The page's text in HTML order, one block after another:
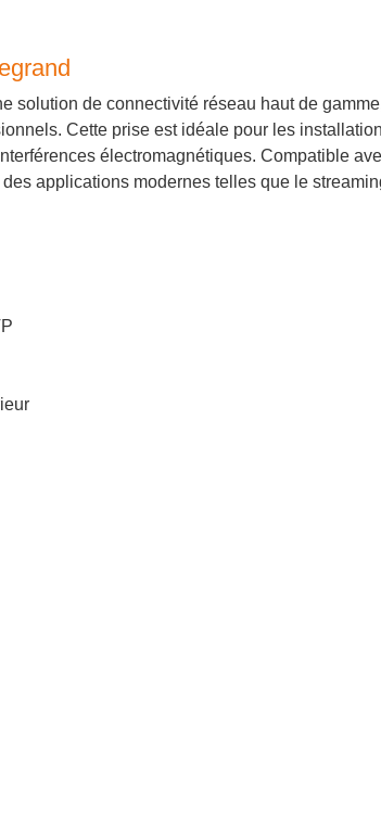
de connectivité réseau haut de
Cette prise est idéale pour les
électromagnétiques. Compatible
applications modernes telles que le